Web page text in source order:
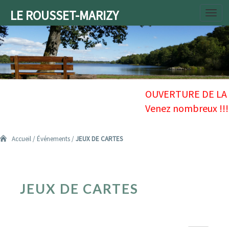
LE ROUSSET-MARIZY
Accueil/ Événements/JEUX DE CARTES
DE
JEUX DE CARTES